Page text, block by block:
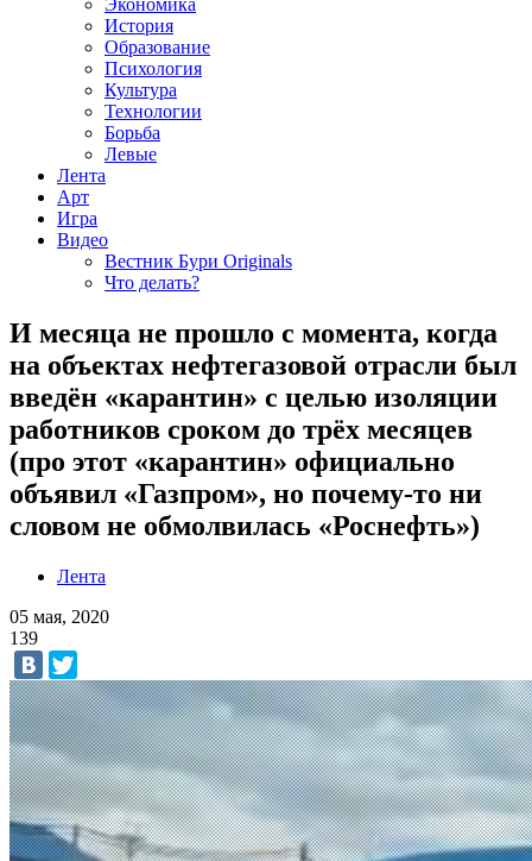
Экономика
История
Образование
Психология
Культура
Технологии
Борьба
Левые
Лента
Арт
Игра
Видео
Вестник Бури Originals
Что делать?
И месяца не прошло с момента, когда
на объектах нефтегазовой отрасли был
введён «карантин» с целью изоляции
работников сроком до трёх месяцев
(про этот «карантин» официально
объявил «Газпром», но почему-то ни
словом не обмолвилась «Роснефть»)
Лента
05 мая, 2020
139